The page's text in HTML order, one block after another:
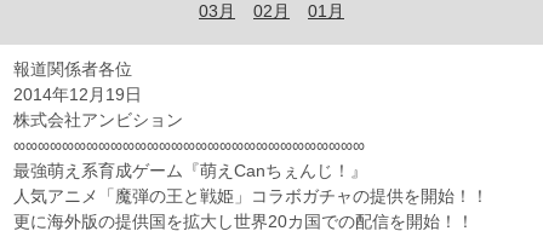
03月 02月 01月
報道関係者各位
2014年12月19日
株式会社アンビション
∞∞∞∞∞∞∞∞∞∞∞∞∞∞∞∞∞∞∞∞∞∞∞∞∞∞∞∞∞
最強萌え系育成ゲーム『萌えCanちぇんじ！』
人気アニメ「魔弾の王と戦姫」コラボガチャの提供を開始！！
更に海外版の提供国を拡大し世界20カ国での配信を開始！！